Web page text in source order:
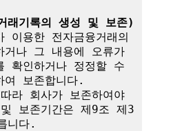
래기록의 생성 및 보존)
용한 전자금융거래의
거나 그 내용에 오류가
확인하거나 정정할 수
여 보존합니다.
라 회사가 보존하여야
보존기간은 제9조 제3
니다.